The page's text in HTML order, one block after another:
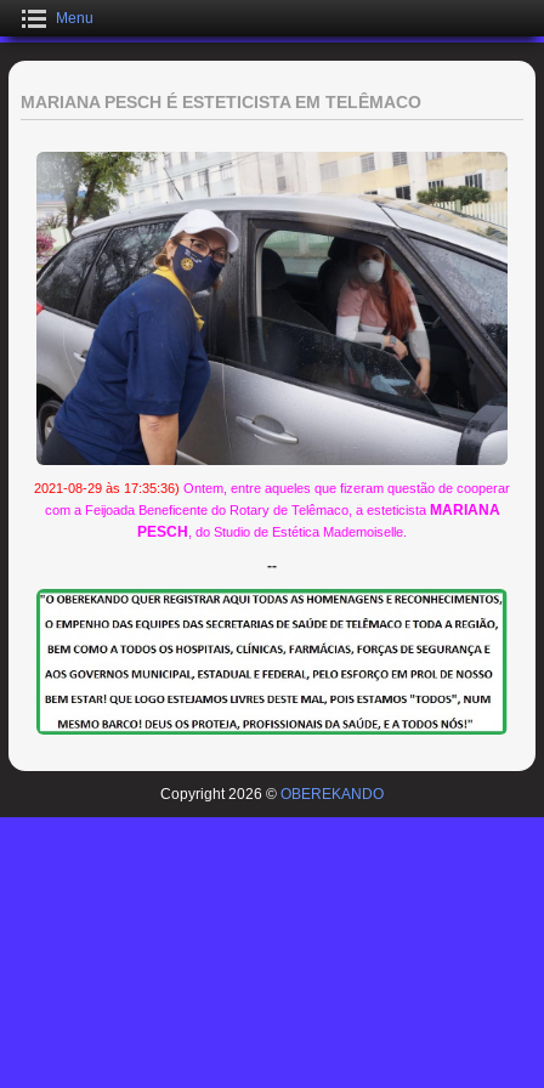
Menu
MARIANA PESCH É ESTETICISTA EM TELÊMACO
2021-08-29 às 17:35:36) Ontem, entre aqueles que fizeram questão de cooperar
com a Feijoada Beneficente do Rotary de Telêmaco, a esteticista MARIANA
PESCH , do Studio de Estética Mademoiselle.
--
Copyright 2026 © OBEREKANDO